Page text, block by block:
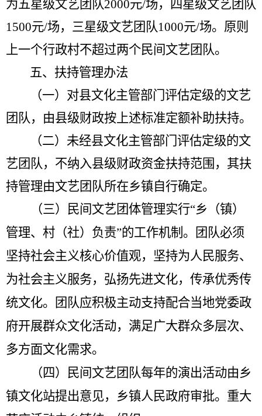
为五星级文艺团队2000元/场，四星级文艺团队
1500元/场，三星级文艺团队1000元/场。原则
上一个行政村不超过两个民间文艺团队。
五、扶持管理办法
（一）对县文化主管部门评估定级的文艺
团队，由县级财政按上述标准定额补助扶持。
（二）未经县文化主管部门评估定级的文
艺团队，不纳入县级财政资金扶持范围，其扶
持管理由文艺团队所在乡镇自行确定。
（三）民间文艺团体管理实行“乡（镇）
管理、村（社）负责”的工作机制。团队必须
坚持社会主义核心价值观，坚持为人民服务、
为社会主义服务，弘扬先进文化，传承优秀传
统文化。团队应积极主动支持配合当地党委政
府开展群众文化活动，满足广大群众多层次、
多方面文化需求。
（四）民间文艺团队每年的演出活动由乡
镇文化站提出意见，乡镇人民政府审批。重大